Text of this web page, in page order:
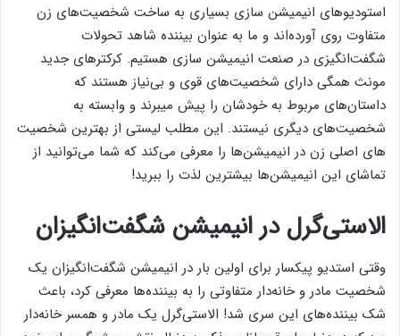
استودیوهای انیمیشن سازی بسیاری به ساخت شخصیت‌های زن
متفاوت روی آورده‌اند و ما به عنوان بیننده شاهد تحولات
شگفت‌انگیزی در صنعت انیمیشن سازی هستیم. کرکترهای جدید
مونث همگی دارای شخصیت‌های قوی و بی‌نیاز هستند که
داستان‌های مربوط به خودشان را پیش میبرند و وابسته به
شخصیت‌های دیگری نیستند. این مطلب لیستی از بهترین شخصیت
های اصلی زن در انیمیشن‌ها را معرفی می‌کند که شما می‌توانید از
تماشای این انیمیشن‌ها بیشترین لذت را ببرید!
الاستی‌گرل در انیمیشن شگفت‌انگیزان
وقتی استدیو پیکسار برای اولین بار در انیمیشن شگفت‌انگیزان یک
شخصیت مادر و خانه‌دار متفاوتی را به بیننده‌ها معرفی کرد، باعث
شک بیننده‌های این سری شد! الاستی‌گرل یک مادر و همسر خانه‌دار